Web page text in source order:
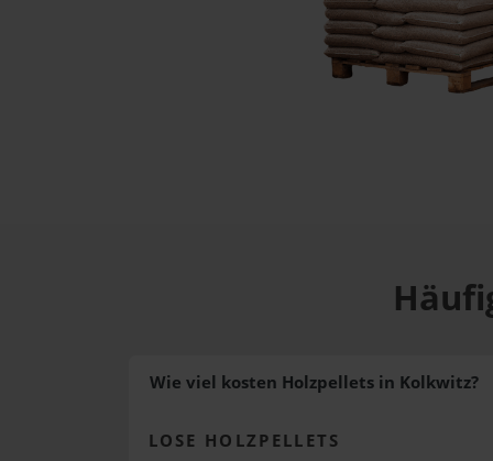
Wie viel kosten Holzpellets in Kolkwitz?
LOSE HOLZPELLETS